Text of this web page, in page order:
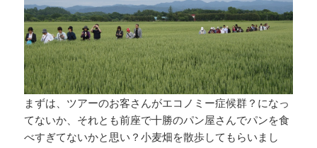
まずは、ツアーのお客さんがエコノミー症候群？になっ
てないか、それとも前座で十勝のパン屋さんでパンを食
べすぎてないかと思い？小麦畑を散歩してもらいまし